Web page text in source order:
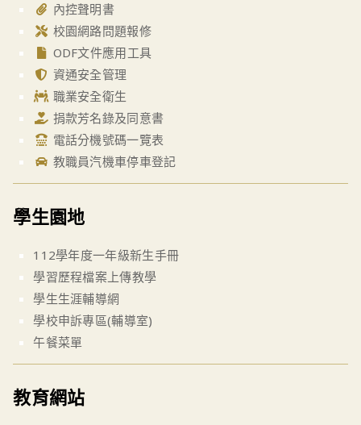
內控聲明書
校園網路問題報修
ODF文件應用工具
資通安全管理
職業安全衛生
捐款芳名錄及同意書
電話分機號碼一覽表
教職員汽機車停車登記
學生園地
112學年度一年級新生手冊
學習歷程檔案上傳教學
學生生涯輔導網
學校申訴專區(輔導室)
午餐菜單
教育網站